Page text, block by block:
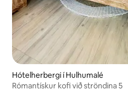
Hótelherbergi í Hulhumalé
Rómantískur kofi við ströndina 5